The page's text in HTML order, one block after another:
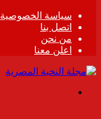
سياسة الخصوصية
اتصل بنا
من نحن
اعلن معنا